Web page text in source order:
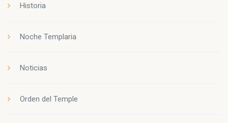
Historia
Noche Templaria
Noticias
Orden del Temple